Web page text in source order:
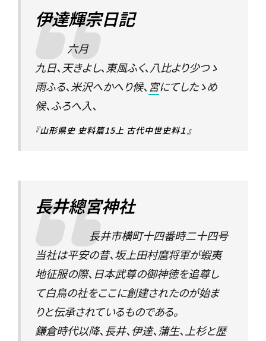
伊達輝宗日記
六月
九日、天きよし、東風ふく、八比より少つゝ
雨ふる、米沢へかへり候、 宮にてしたゝめ
候、ふろへ入、
『山形県史 史料篇15上 古代中世史料１』
長井總宮神社
長井市横町十四番時二十四号
当社は平安の昔、坂上田村麿将軍が蝦夷
地征服の際、日本武尊の御神徳を追尊し
て白鳥の社をここに創建されたのが始ま
りと伝承されているものである。
鎌倉時代以降、長井、伊達、蒲生、上杉と歴